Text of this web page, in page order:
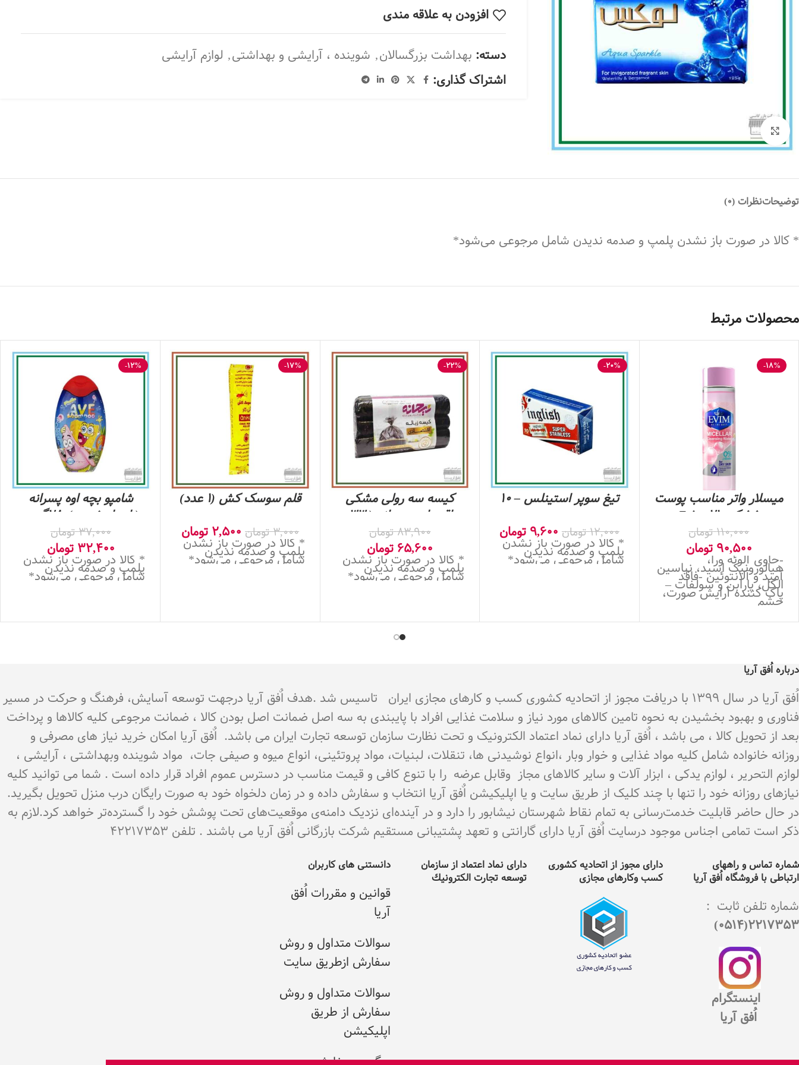
بزرگنمایی تصویر
افزودن به علاقه مندی
دسته: بهداشت بزرگسالان, شوینده ، آرایشی و بهداشتی, لوازم آرایشی
اشتراک گذاری:
توضیحاتنظرات (0)
* کالا در صورت باز نشدن پلمپ و صدمه ندیدن شامل مرجوعی می‌شود*
محصولات مرتبط
-18%
میسلار واتر مناسب پوست
خشک Evim 210
میلی‌لیتر- کد 3025
110,000تومان
90,500 تومان
-حاوی آلوئه ورا،
هیالورونیک اسید، نیاسین
آمید و آلانتوئین -فاقد
الکل، پارابن و سولفات –
پاک کننده آرایش صورت،
چشم
-20%
تیغ سوپر استینلس – 10
12,000تومان 9,600 تومان
* کالا در صورت باز نشدن
پلمپ و صدمه ندیدن
شامل مرجوعی می‌شود*
-22%
کیسه سه رولی مشکی
اقتصادی ریحانه ( 33
عددی )
83,900تومان
65,600 تومان
* کالا در صورت باز نشدن
پلمپ و صدمه ندیدن
شامل مرجوعی می‌شود*
-17%
قلم سوسک کش (1 عدد)
3,000تومان 2,500 تومان
* کالا در صورت باز نشدن
پلمپ و صدمه ندیدن
شامل مرجوعی می‌شود*
-12%
شامپو بچه اوه پسرانه
(باب اسفنجی)280گرمی
37,000تومان
32,400 تومان
* کالا در صورت باز نشدن
پلمپ و صدمه ندیدن
شامل مرجوعی می‌شود*
درباره اُفق آریا
اُفق آریا در سال 1399 با دریافت مجوز از اتحادیه کشوری کسب و کارهای مجازی ایران تاسیس شد .هدف اٌفق آریا درجهت توسعه آسایش، فرهنگ و حرکت در مسیر
فناوری و بهبود بخشیدن به نحوه تامین کالاهای مورد نیاز و سلامت غذایی افراد با پایبندی به سه اصل ضمانت اصل بودن کالا ، ضمانت مرجوعی کلیه کالاها و پرداخت
بعد از تحویل کالا ، می باشد ، اٌفق آریا دارای نماد اعتماد الکترونیک و تحت نظارت سازمان توسعه تجارت ایران می باشد. اٌفق آریا امکان خرید نیاز های مصرفی و
روزانه خانواده شامل کلیه مواد غذایی و خوار وبار ،انواع نوشیدنی ها، تنقلات، لبنیات، مواد پروتئینی، انواع میوه و صیفی جات، مواد شوینده وبهداشتی ، آرایشی ،
لوازم التحریر ، لوازم یدکی ، ابزار آلات و سایر کالاهای مجاز وقابل عرضه را با تنوع کافی و قیمت مناسب در دسترس عموم افراد قرار داده است . شما می توانید کلیه
نیازهای روزانه خود را تنها با چند کلیک از طریق سایت و یا اپلیکیشن اٌفق آریا انتخاب و سفارش داده و در زمان دلخواه خود به صورت رایگان درب منزل تحویل بگیرید.
در حال حاضر قابلیت خدمت‌رسانی به تمام نقاط شهرستان نیشابور را دارد و در آینده‌ای نزدیک دامنه‌ی موقعیت‌های تحت پوشش خود را گسترده‌تر خواهد کرد.لازم به
ذکر است تمامی اجناس موجود درسایت اٌفق آریا دارای گارانتی و تعهد پشتیبانی مستقیم شرکت بازرگانی اٌفق آریا می باشند . تلفن 42217353
شماره تماس و راههای
ارتباطی با فروشگاه اُفق آریا
شماره تلفن ثابت :
2217353(0514)
اینستگرام
اُفق آریا
دارای مجوز از اتحادیه کشوری
کسب وکارهای مجازی
دارای نماد اعتماد از سازمان
توسعه تجارت الکترونيك
دانستنی های کاربران
قوانین و مقررات اُفق
آریا
سوالات متداول و روش
سفارش ازطریق سایت
سوالات متداول و روش
سفارش از طریق
اپلیکیشن